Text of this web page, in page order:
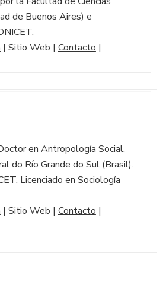
de Buenos Aires) e
| Sitio Web | Contacto |
en Antropología Social,
do Río Grande do Sul (Brasil).
Licenciado en Sociología
| Sitio Web | Contacto |